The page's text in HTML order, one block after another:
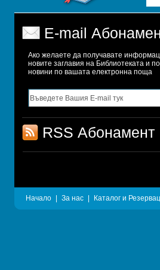
E-mail
Ако желаете да получавате
новите заглавия на Библиотеката и
новини по вашата електронна поща
RSS Абонамент
Начало За нас Каталог и